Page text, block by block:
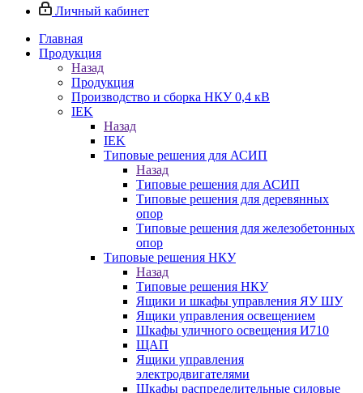
Личный кабинет
Главная
Продукция
Назад
Продукция
Производство и сборка НКУ 0,4 кВ
IEK
Назад
IEK
Типовые решения для АСИП
Назад
Типовые решения для АСИП
Типовые решения для деревянных
опор
Типовые решения для железобетонных
опор
Типовые решения НКУ
Назад
Типовые решения НКУ
Ящики и шкафы управления ЯУ ШУ
Ящики управления освещением
Шкафы уличного освещения И710
ЩАП
Ящики управления
электродвигателями
Шкафы распределительные силовые